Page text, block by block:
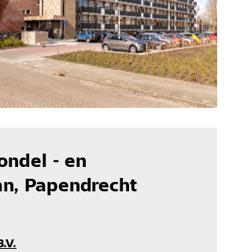
- en
Papendrecht